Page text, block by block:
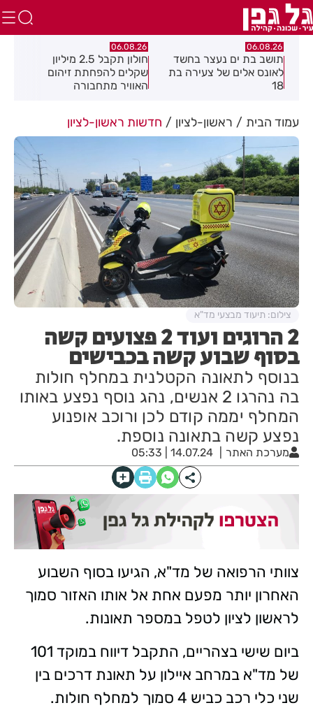
06.08.26
תושב בת ים נעצר בחשד
לאונס אלים של צעירה בת
18
06.08.26
חולון תקבל 2.5 מיליון
שקלים להפחתת זיהום
האוויר מתחבורה
עמוד הבית ראשון-לציון חדשות ראשון-לציון
2 הרוגים ועוד 2 פצועים קשה
בסוף שבוע קשה בכבישים
בנוסף לתאונה הקטלנית במחלף חולות
בה נהרגו 2 אנשים, נהג נוסף נפצע באותו
המחלף יממה קודם לכן ורוכב אופנוע
נפצע קשה בתאונה נוספת.
מערכת האתר 14.07.24 | 05:33
צילום: תיעוד מבצעי מד"א
צוותי הרפואה של מד"א, הגיעו בסוף השבוע
האחרון יותר מפעם אחת אל אותו האזור סמוך
לראשון לציון לטפל במספר תאונות.
ביום שישי בצהריים, התקבל דיווח במוקד 101
של מד"א במרחב איילון על תאונת דרכים בין
שני כלי רכב כביש 4 סמוך למחלף חולות.